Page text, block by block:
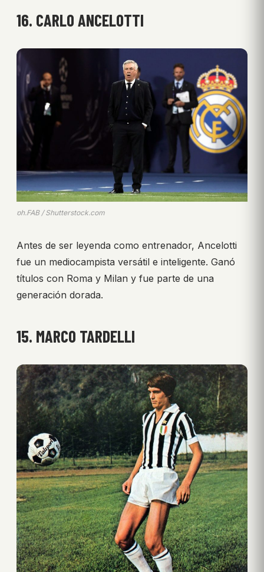
16. CARLO ANCELOTTI
ph.FAB / Shutterstock.com
Antes de ser leyenda como entrenador, Ancelotti
fue un mediocampista versátil e inteligente. Ganó
títulos con Roma y Milan y fue parte de una
generación dorada.
15. MARCO TARDELLI